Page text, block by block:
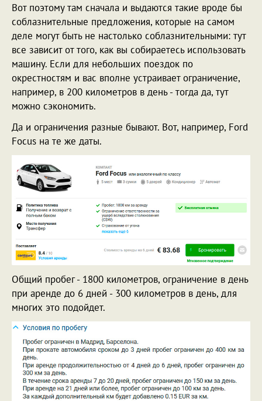
Вот поэтому там сначала и выдаются такие вроде бы
соблазнительные предложения, которые на самом
деле могут быть не настолько соблазнительными: тут
все зависит от того, как вы собираетесь использовать
машину. Если для небольших поездок по
окрестностям и вас вполне устраивает ограничение,
например, в 200 километров в день - тогда да, тут
можно сэкономить.
Да и ограничения разные бывают. Вот, например, Ford
Focus на те же даты.
Общий пробег - 1800 километров, ограничение в день
при аренде до 6 дней - 300 километров в день, для
многих это подойдет.